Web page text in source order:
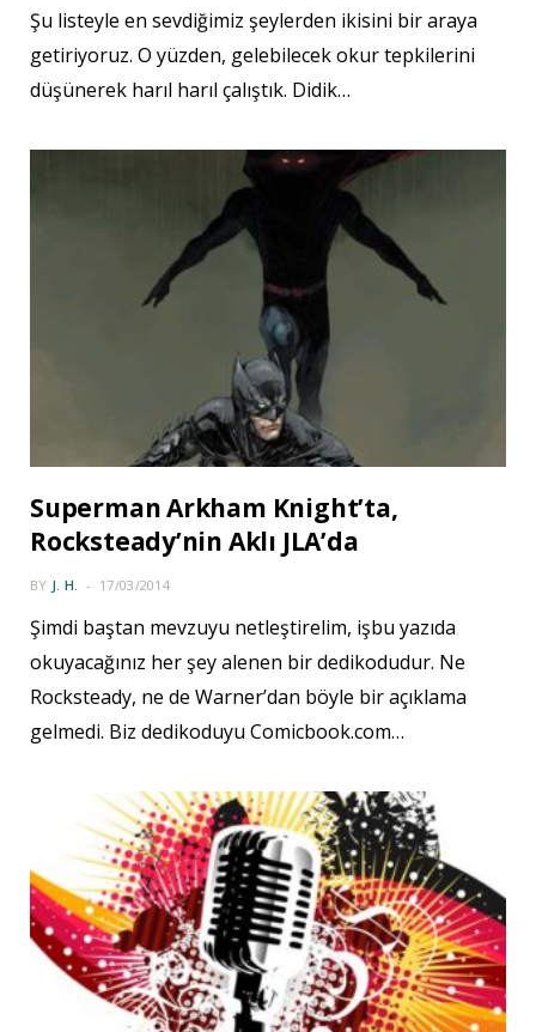
Şu listeyle en sevdiğimiz şeylerden ikisini bir araya
getiriyoruz. O yüzden, gelebilecek okur tepkilerini
düşünerek harıl harıl çalıştık. Didik…
Superman Arkham Knight’ta,
Rocksteady’nin Aklı JLA’da
BY J. H. 17/03/2014
Şimdi baştan mevzuyu netleştirelim, işbu yazıda
okuyacağınız her şey alenen bir dedikodudur. Ne
Rocksteady, ne de Warner’dan böyle bir açıklama
gelmedi. Biz dedikoduyu Comicbook.com…